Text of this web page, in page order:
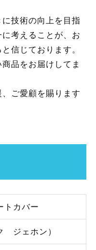
技術の向上を目指
考えることが、お
信じております。
品をお届けしてま
ご愛顧を賜ります
カバー
ジェホン）